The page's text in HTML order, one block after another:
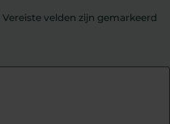
Vereiste velden zijn gemarkeerd